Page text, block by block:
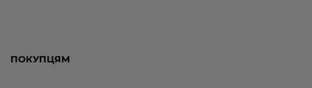
ПОКУПЦЯМ